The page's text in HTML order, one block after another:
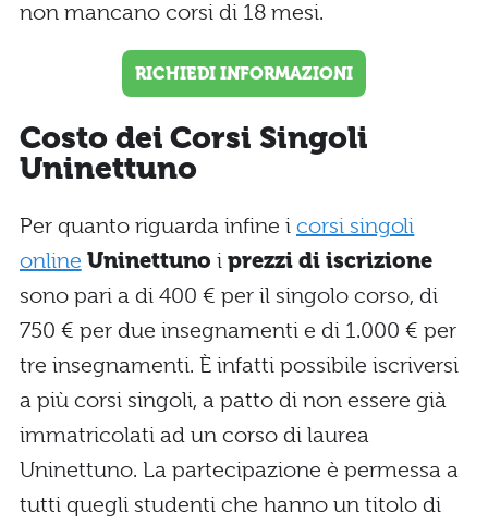
non mancano corsi di 18 mesi.
RICHIEDI INFORMAZIONI
Costo dei Corsi Singoli
Uninettuno
Per quanto riguarda infine i corsi singoli
online Uninettuno i prezzi di iscrizione
sono pari a di 400 € per il singolo corso, di
750 € per due insegnamenti e di 1.000 € per
tre insegnamenti. È infatti possibile iscriversi
a più corsi singoli, a patto di non essere già
immatricolati ad un corso di laurea
Uninettuno. La partecipazione è permessa a
tutti quegli studenti che hanno un titolo di